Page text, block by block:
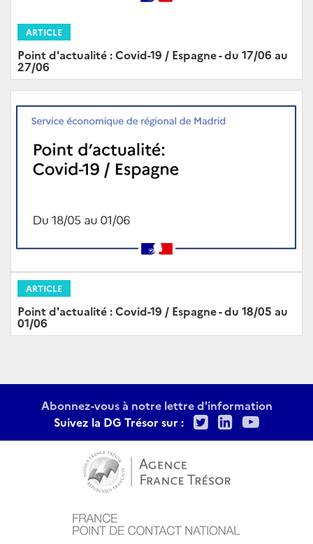
ARTICLE
Point d'actualité : Covid-19 / Espagne - du 17/06 au
27/06
ARTICLE
Point d'actualité : Covid-19 / Espagne - du 18/05 au
01/06
Abonnez-vous à notre lettre d'information
Suivez la DG Trésor sur :
TwitterLinkedIn